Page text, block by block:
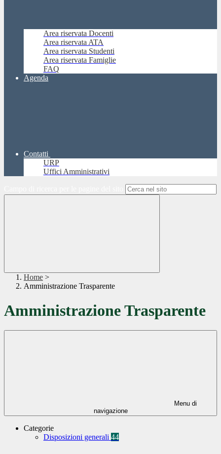
Area riservata Docenti
Area riservata ATA
Area riservata Studenti
Area riservata Famiglie
FAQ
Agenda
Contatti
URP
Uffici Amministrativi
Home >
Amministrazione Trasparente
Amministrazione Trasparente
Menu di
navigazione
Categorie
Disposizioni generali 44